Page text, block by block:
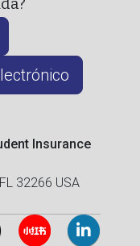
Insurance
32266 USA